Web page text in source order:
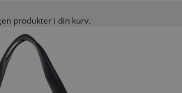
produkter i din kurv.